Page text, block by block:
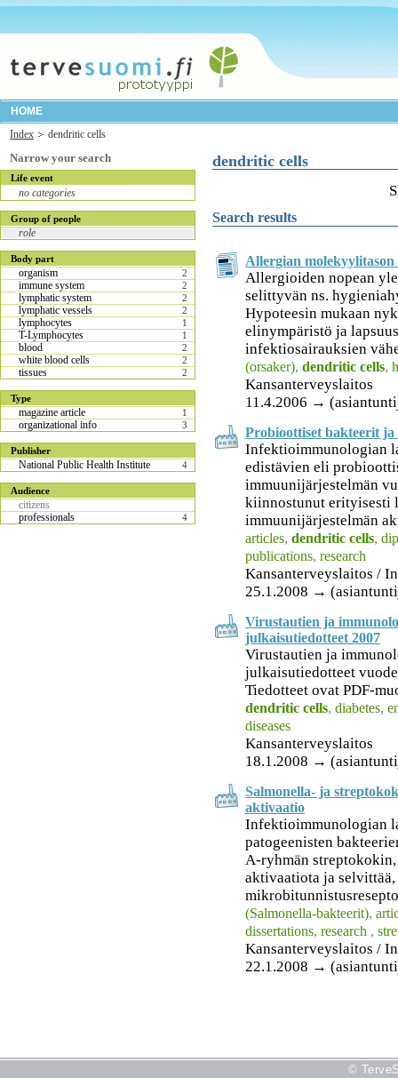
HOME
Index
dendritic cells
Narrow your search
Life event
no categories
Group of people
role
Body part
organism 2
immune system 2
lymphatic system 2
lymphatic vessels 2
lymphocytes 1
T-Lymphocytes 1
blood 2
white blood cells 2
tissues 2
Type
magazine article 1
organizational info 3
Publisher
National Public Health Institute 4
Audience
citizens
professionals
4
dendritic cells
Search results
Allergian molekyylitason
Allergioiden nopean
selittyvän ns.
Hypoteesin mukaan
elinympäristö ja
infektiosairauksien
(orsaker), dendritic cells,
Kansanterveyslaitos
11.4.2006 →
Probioottiset bakteerit
Infektioimmunologian
edistävien eli
immuunijärjestelmän
kiinnostunut erityisesti
immuunijärjestelmän
articles, dendritic cells,
publications, research
Kansanterveyslaitos /
25.1.2008 →
Virustautien ja
julkaisutiedotteet 2007
Virustautien ja
julkaisutiedotteet
Tiedotteet ovat PDF-
dendritic cells, diabetes,
diseases
Kansanterveyslaitos
18.1.2008 →
Salmonella- ja
aktivaatio
Infektioimmunologian
patogeenisten
A-ryhmän
aktivaatiota ja
(Salmonella-bakteerit),
dissertations, research ,
Kansanterveyslaitos /
22.1.2008 →
©